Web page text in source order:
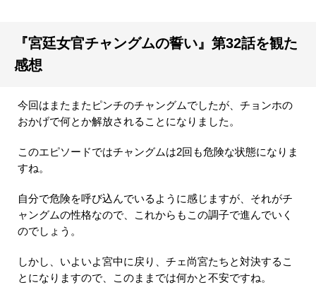
『宮廷女官チャングムの誓い』第32話を観た
感想
今回はまたまたピンチのチャングムでしたが、チョンホの
おかげで何とか解放されることになりました。
このエピソードではチャングムは2回も危険な状態になりま
すね。
自分で危険を呼び込んでいるように感じますが、それがチ
ャングムの性格なので、これからもこの調子で進んでいく
のでしょう。
しかし、いよいよ宮中に戻り、チェ尚宮たちと対決するこ
とになりますので、このままでは何かと不安ですね。